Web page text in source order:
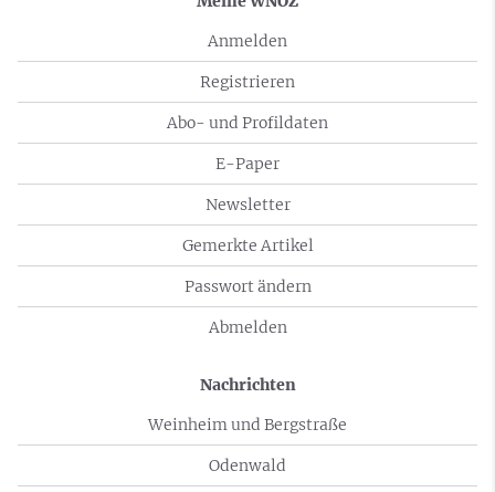
Anmelden
Registrieren
Abo- und Profildaten
E-Paper
Newsletter
Gemerkte Artikel
Passwort ändern
Abmelden
Nachrichten
Weinheim und Bergstraße
Odenwald